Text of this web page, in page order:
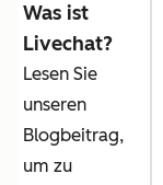
Was ist
Livechat?
Lesen Sie
unseren
Blogbeitrag,
um zu